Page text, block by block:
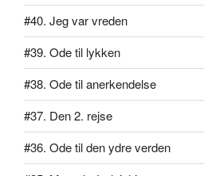
#40. Jeg var vreden
#39. Ode til lykken
#38. Ode til anerkendelse
#37. Den 2. rejse
#36. Ode til den ydre verden